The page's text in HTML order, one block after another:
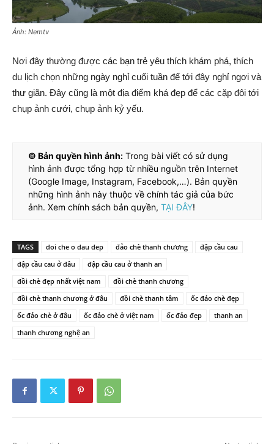
Ảnh: Nemtv
Nơi đây thường được các bạn trẻ yêu thích khám phá, thích
du lịch chọn những ngày nghỉ cuối tuần để tới đây nghỉ ngơi và
thư giãn. Đây cũng là một địa điểm khá đẹp để các cặp đôi tới
chụp ảnh cưới, chụp ảnh kỷ yếu.
© Bản quyền hình ảnh: Trong bài viết có sử dụng
hình ảnh được tổng hợp từ nhiều nguồn trên Internet
(Google Image, Instagram, Facebook,…). Bản quyền
những hình ảnh này thuộc về chính tác giả của bức
ảnh. Xem chính sách bản quyền, TẠI ĐÂY!
TAGS doi che o dau dep đảo chè thanh chương
đập cầu cau
đập cầu cau ở đâu
đập cầu cau ở thanh an
đồi chè đẹp nhất việt nam
đồi chè thanh chương
đồi chè thanh chương ở đâu
đồi chè thanh tâm
ốc đảo chè đẹp
ốc đảo chè ở đâu
ốc đảo chè ở việt nam ốc đảo đẹp
thanh an
thanh chương nghệ an